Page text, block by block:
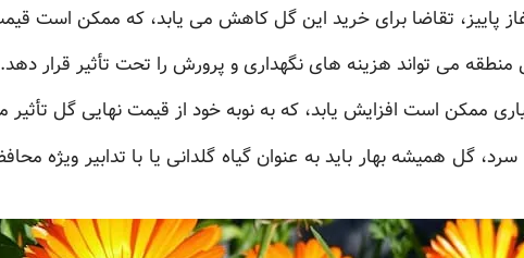
پاییز، تقاضا برای خرید این گل کاهش می یابد، که ممکن است
می تواند هزینه های نگهداری و پرورش را تحت تأثیر قرار دهد.
ممکن است افزایش یابد، که به نوبه خود از قیمت نهایی گل تأثیر
گل همیشه بهار باید به عنوان گیاه گلدانی یا با تدابیر ویژه